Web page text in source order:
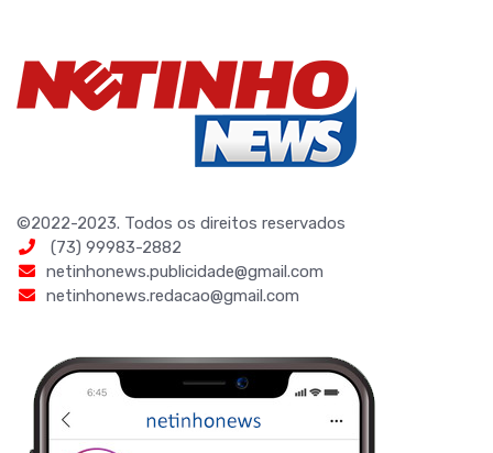
©2022-2023. Todos os direitos reservados
(73) 99983-2882
netinhonews.publicidade@gmail.com
netinhonews.redacao@gmail.com